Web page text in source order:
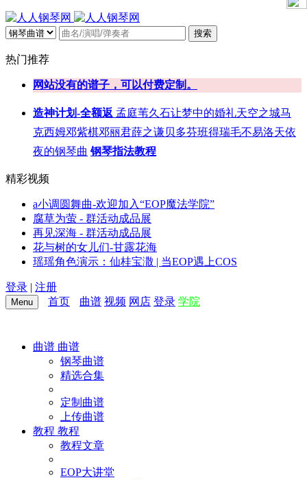
搜索
热门推荐
网站没有的谱子，可以付费定制。
造神计划-全额返 孟庭苇久石让梦中的婚礼天空之城马
克西姆邓紫棋邓丽君薛之谦贝多芬班得瑞毛不易洛天依
夜的钢琴曲 钢琴指法教程
精彩视频
a小调圆舞曲-欢迎加入“EOP魔法学院”
腐草为萤 - 群活动成品展
再见深海 - 群活动成品展
花与树的女儿们-甘露花海
瑶瑶角色演示：仙桂宝潵 | 当EOP遇上COS
登录 | 注册
Menu 首页 曲谱 视频 网店 登录 学院
曲谱 曲谱
钢琴曲谱
精选合集
定制曲谱
上传曲谱
教程 教程
教程文章
EOP大讲堂